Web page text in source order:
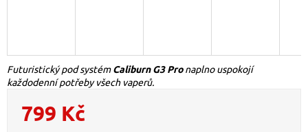
799 Kč
Futuristický pod systémCaliburn G3Pronaplno uspokojí
každodenní potřeby všech vaperů.